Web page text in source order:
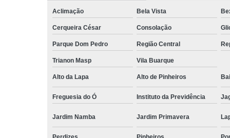
Aclimação Bela Vista
Cerqueira César Consolação
Parque Dom Pedro Região Central
Trianon Masp Vila Buarque
Alto da Lapa Alto de Pinheiros
Freguesia do Ó Instituto da Previdência
Jardim Namba Jardim Primavera